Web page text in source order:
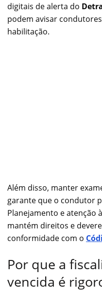
digitais de alerta do
podem avisar
habilitação.
Além disso, manter
garante que o condutor
Planejamento e atenção
mantém direitos e
conformidade com o
Por que a
vencida é